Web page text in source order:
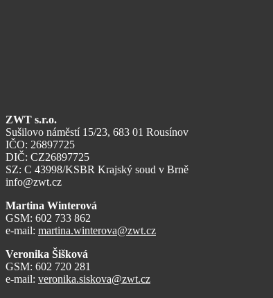
ZWT s.r.o.
Sušilovo náměstí 15/23, 683 01 Rousínov
IČO: 26897725
DIČ: CZ26897725
SZ: C 43998/KSBR Krajský soud v Brně
info@zwt.cz
Martina Winterová
GSM: 602 733 862
e-mail: martina.winterova@zwt.cz
Veronika Šišková
GSM: 602 720 281
e-mail: veronika.siskova@zwt.cz